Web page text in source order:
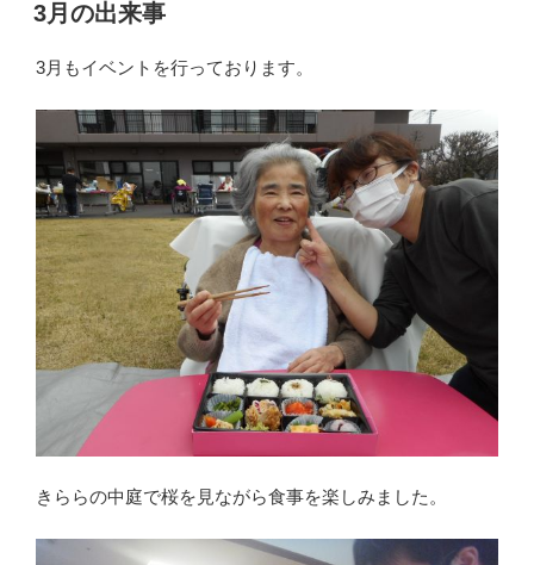
稿
日:
3月の出来事
3月もイベントを行っております。
きららの中庭で桜を見ながら食事を楽しみました。